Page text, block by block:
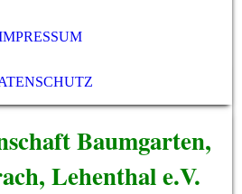
Baumgarten,
Lehenthal e.V.